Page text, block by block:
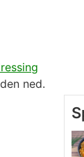
ned.